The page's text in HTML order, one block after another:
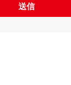
送信